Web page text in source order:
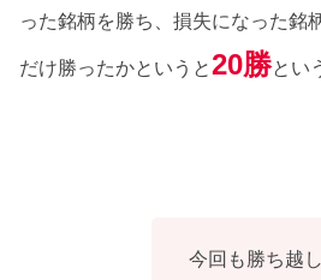
った銘柄を勝ち、損失になった銘
だけ勝ったかというと20勝とい
今回も勝ち越